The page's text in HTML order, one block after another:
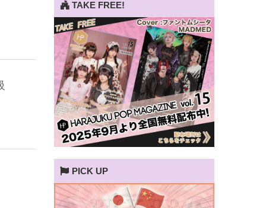
TAKE FREE!
PICK UP